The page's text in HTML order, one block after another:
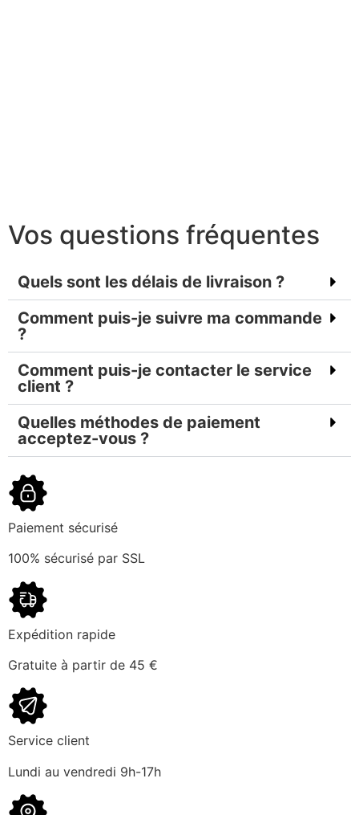
Vos questions fréquentes
Quels sont les délais de livraison ?
Comment puis-je suivre ma commande
?
Comment puis-je contacter le service
client ?
Quelles méthodes de paiement
acceptez-vous ?
Paiement sécurisé
100% sécurisé par SSL
Expédition rapide
Gratuite à partir de 45 €
Service client
Lundi au vendredi 9h-17h